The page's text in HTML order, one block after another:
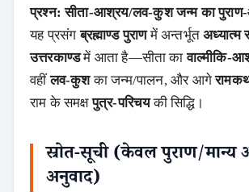
प्रश्न: सीता-आश्रय/लव-कुश जन्म का
यह प्रसंगब्रह्माण्ड पुराणमें अन्तर्भूतअध्यात्म
उत्तरकाण्डमें आता है—सीता कावाल्मीकि-
वहींलव-कुशका जन्म/पालन, और आगे
राम के समक्षपुत्र-परिचयकी सिद्धि।
स्रोत-सूची (केवल पुराण/मान्य
अनुवाद)